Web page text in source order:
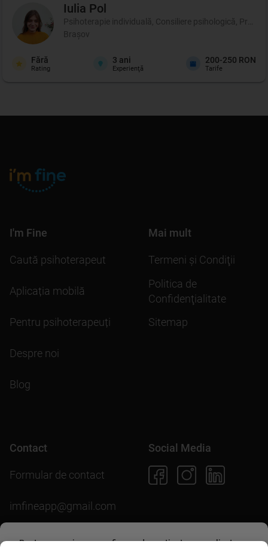
Pentru scopuri precum afișarea de conținut personalizat,
Iulia Pol
Psihoterapie individuală, Consiliere psihologică, Profil
Brașov
Fără
Rating
3 ani
Experienţă
200-250 RON
Tarife
I'm Fine
Caută psihoterapeut
Aplicația mobilă
Pentru psihoterapeuți
Despre noi
Blog
Mai mult
Termeni şi Condiţii
Politica de
Confidenţialitate
Sitemap
Contact
Formular de contact
imfineapp@gmail.com
Social Media